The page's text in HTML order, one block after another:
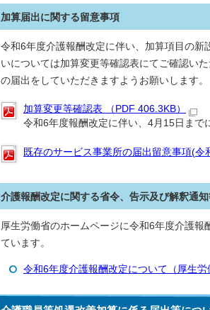
加算届出に関する留意事項
令和6年度介護報酬改定に伴い、加算項目の
いについては加算変更等確認表にてご確認い
の届出をしていただきますようお願いします。
加算変更等確認表 （PDF 406.3KB）
令和6年度報酬改定に伴い、4月15日まで
既存のサービス事業所の届出留意事項(令
介護報酬改定に関する省令、告示及び解釈通
厚生労働省のホームページに令和6年度介護
ています。
令和6年度介護報酬改定について（厚生労